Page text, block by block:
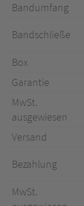
Bandumfang
Bandschließe
Box
Garantie
MwSt.
ausgewiesen
Versand
Bezahlung
MwSt.